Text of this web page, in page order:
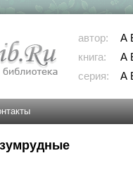
автор: А
книга:
А
серия:
А